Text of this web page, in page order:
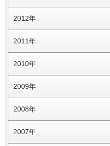
2012年
2011年
2010年
2009年
2008年
2007年